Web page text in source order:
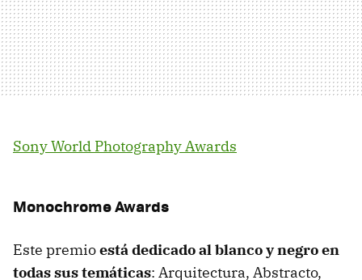
Sony World Photography Awards
Monochrome Awards
Este premioestá dedicado al blanco y negro en
todas sus temáticas: Arquitectura, Abstracto,